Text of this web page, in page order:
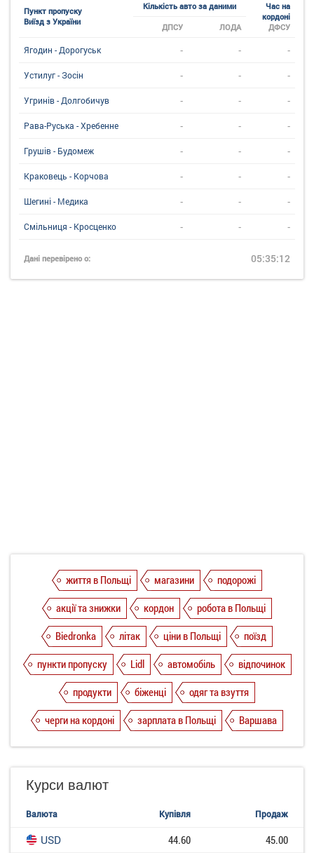
Пункт пропуску
Виїзд з України
Кількість авто за даними
Час на
кордоні
ДФСУ
ДПСУ ЛОДА
Ягодин - Дорогуськ - - -
Устилуг - Зосін - - -
Угринiв - Долгобичув - - -
Рава-Руська - Хребенне - - -
Грушів - Будомеж - - -
Краковець - Корчова - - -
Шегині - Медика - - -
Смільниця - Кросценко - - -
Дані перевірено о: 05:35:12
життя в Польщі магазини
подорожі
акції та знижки
кордон
робота в Польщі
Biedronka
літак ціни в Польщі
поїзд
пункти пропуску
Lidl автомобіль
відпочинок
продукти
біженці
одяг та взуття
черги на кордоні
зарплата в Польщі Варшава
Курси валют
Валюта Купівля Продаж
USD 44.60
45.00